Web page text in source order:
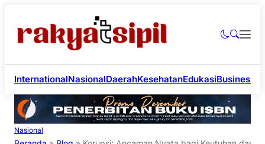
InternationalNasionalDaerahKesehatanEdukasiBusiness
Nasional